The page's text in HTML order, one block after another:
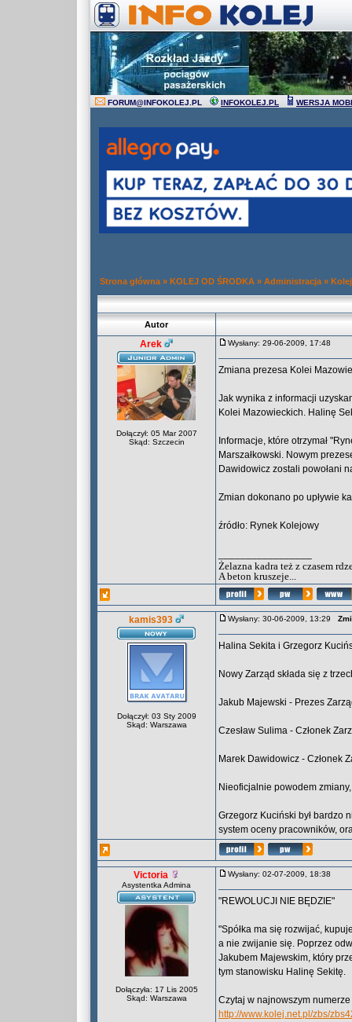
FORUM@INFOKOLEJ.PL INFOKOLEJ.PL WERSJA
Strona główna » KOLEJ OD ŚRODKA » Administracja »
Autor
Arek
Dołączył: 05 Mar 2007
Skąd: Szczecin
Wysłany: 29-06-2009, 17:48
Zmiana prezesa Kolei
Jak wynika z informacji
Kolei Mazowieckich. Halinę
Informacje, które otrzymał
Marszałkowski. Nowym
Dawidowicz zostali powołani
Zmian dokonano po upływie
źródło: Rynek Kolejowy
Żelazna kadra też z czasem
A beton kruszeje...
kamis393
Dołączył: 03 Sty 2009
Skąd: Warszawa
Wysłany: 30-06-2009, 13:29
Halina Sekita i Grzegorz
Nowy Zarząd składa się z
Jakub Majewski - Prezes
Czesław Sulima - Członek
Marek Dawidowicz - Członek
Nieoficjalnie powodem
Grzegorz Kuciński był bardzo
system oceny pracowników,
Victoria
Asystentka Admina
Dołączyła: 17 Lis 2005
Skąd: Warszawa
Wysłany: 02-07-2009, 18:38
"REWOLUCJI NIE BĘDZIE"
"Spółka ma się rozwijać,
a nie zwijanie się. Poprzez
Jakubem Majewskim, który
tym stanowisku Halinę Sekitę.
Czytaj w najnowszym
http://www.kolej.net.pl/zbs/